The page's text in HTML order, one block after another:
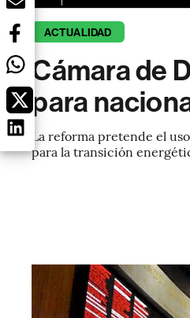
ACTUALIDAD
Cámara de
para
La reforma pretende el
para la transición